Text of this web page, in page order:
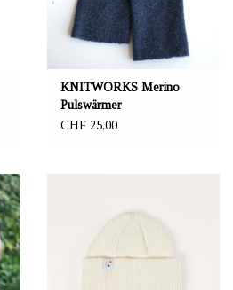
KNITWORKS Merino
Pulswärmer
CHF 25,00